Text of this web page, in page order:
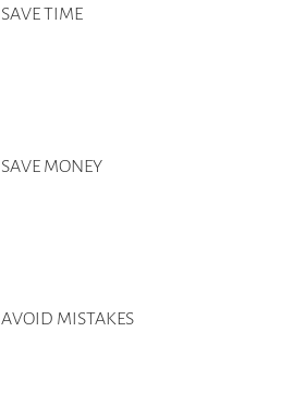
SAVE TIME
SAVE MONEY
AVOID MISTAKES